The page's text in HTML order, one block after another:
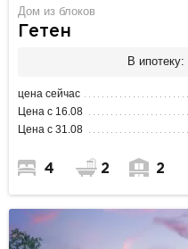
Дом из блоков
Гетен
В ипотеку:
цена сейчас
Цена с 16.08
Цена с 31.08
4 2 2